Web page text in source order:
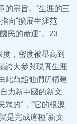
的宗旨。“生涯的三
向“擴展生涯范
民的命運”。23
度，密度被舉高到
誇大參與現實生涯
此凸起他們所構建
力新中國的新文
眾的”，“它的根源
是完成這種“新文